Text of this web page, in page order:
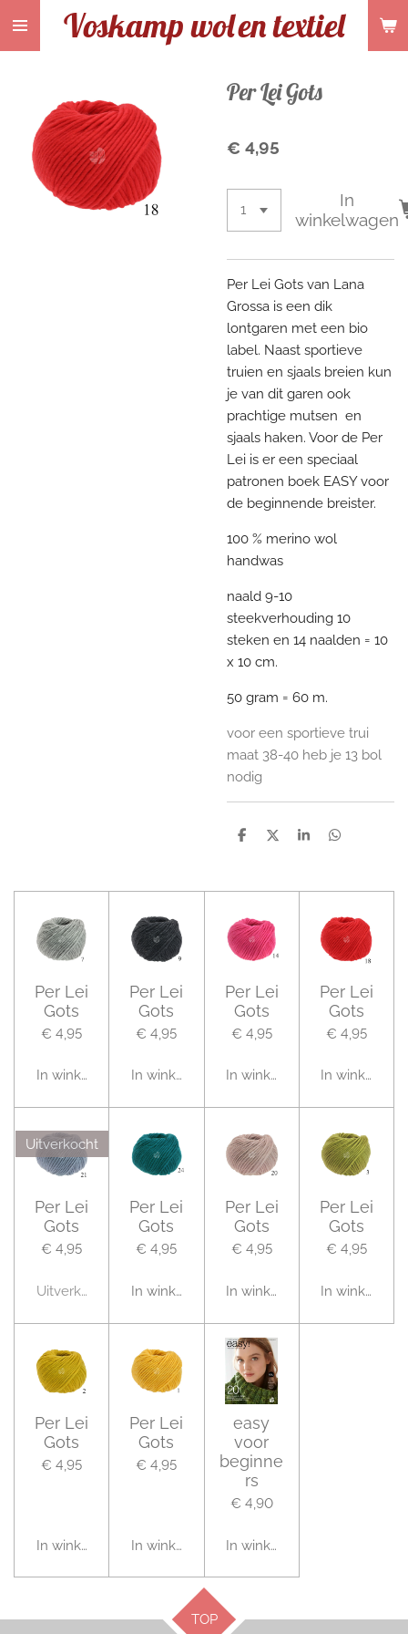
Ga
hoofdinhoud
Voskamp wolen textiel
Per Lei Gots
€ 4,95
In
winkelwagen
Per Lei Gots van Lana
Grossa is een dik
lontgaren met een bio
label. Naast sportieve
truien en sjaals breien kun
je van dit garen ook
prachtige mutsen en
sjaals haken. Voor de Per
Lei is er een speciaal
patronen boek EASY voor
de beginnende breister.
100 % merino wol
handwas
naald 9-10
steekverhouding 10
steken en 14 naalden = 10
x 10 cm.
50 gram = 60 m.
voor een sportieve trui
maat 38-40 heb je 13 bol
nodig
D
n
D
S
e
D
n
Per Lei
Gots
€ 4,95
In winkelwagen
Per Lei
Gots
€ 4,95
In winkelwagen
Per Lei
Gots
€ 4,95
In winkelwagen
Per Lei
Gots
€ 4,95
In
Uitverkocht
Per Lei
Gots
€ 4,95
Uitverkocht
Per Lei
Gots
€ 4,95
In winkelwagen
Per Lei
Gots
€ 4,95
In winkelwagen
Per Lei
Gots
€ 4,95
In
Per Lei
Gots
€ 4,95
In winkelwagen
Per Lei
Gots
€ 4,95
In winkelwagen
easy
voor
beginne
rs
€ 4,90
In winkelwagen
TOP